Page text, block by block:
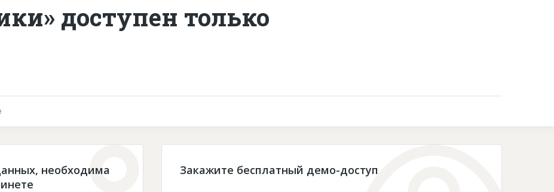
доступен только
необходима
Закажите бесплатный демо-доступ